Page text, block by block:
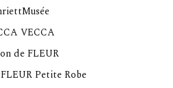
VECCA
de FLEUR
Petite Robe